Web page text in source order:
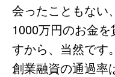
会ったこともない
1000万円のお金
すから、当然です。
創業融資の通過率